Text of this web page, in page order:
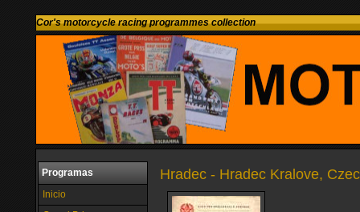
Cor's motorcycle racing programmes collection
Programas
Inicio
Hradec - Hradec Kralove,